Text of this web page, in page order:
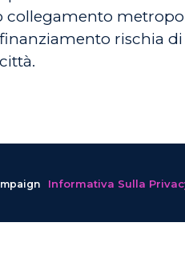
rischia
Informativa Sulla